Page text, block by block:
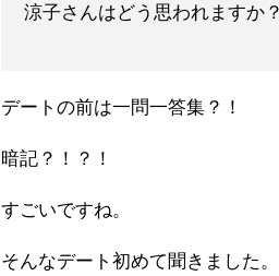
涼子さんはどう思われますか
デートの前は一問一答集？！
暗記？！？！
すごいですね。
そんなデート初めて聞きました。